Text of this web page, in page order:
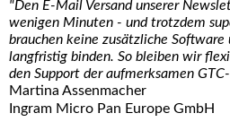
"Den E-Mail Versand unserer
wenigen Minuten - und trotzdem
brauchen keine zusätzliche Software
langfristig binden. So bleiben wir
den Support der aufmerksamen
Martina Assenmacher
Ingram Micro Pan Europe GmbH